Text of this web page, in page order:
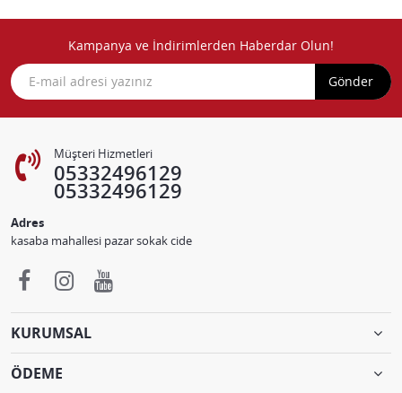
Kampanya ve İndirimlerden Haberdar Olun!
Gönder
Müşteri Hizmetleri
05332496129
05332496129
Adres
kasaba mahallesi pazar sokak cide
KURUMSAL
ÖDEME